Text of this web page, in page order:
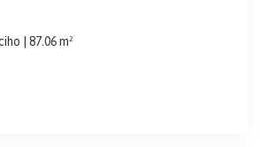
| 87.06 m²